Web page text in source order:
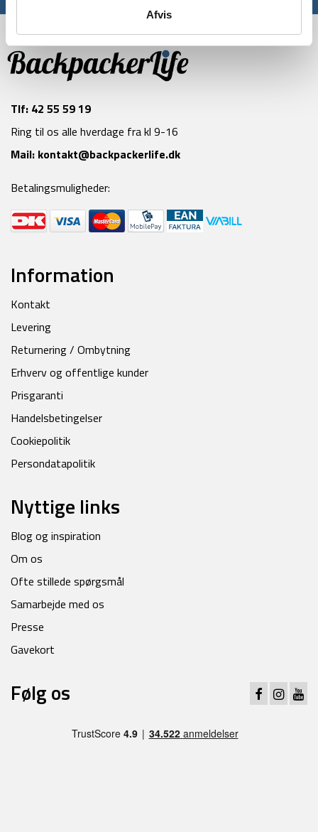
Afvis
Tlf: 42 55 59 19
Ring til os alle hverdage fra kl 9-16
Mail: kontakt@backpackerlife.dk
Betalingsmuligheder:
Information
Kontakt
Levering
Returnering / Ombytning
Erhverv og offentlige kunder
Prisgaranti
Handelsbetingelser
Cookiepolitik
Persondatapolitik
Nyttige links
Blog og inspiration
Om os
Ofte stillede spørgsmål
Samarbejde med os
Presse
Gavekort
Følg os